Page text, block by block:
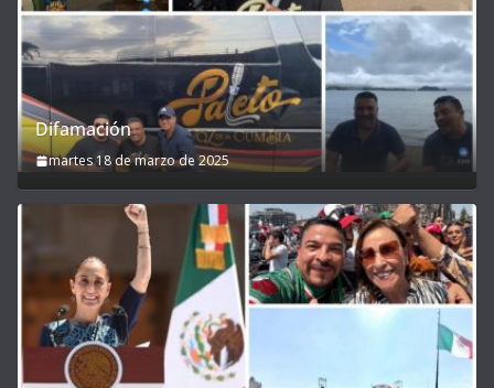
Difamación
martes 18 de marzo de 2025